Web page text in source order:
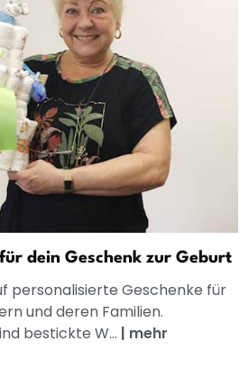
dein Geschenk zur Geburt
personalisierte Geschenke für
und deren Familien.
bestickte W... | mehr